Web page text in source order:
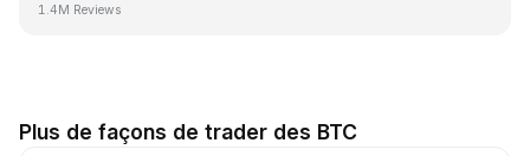
1.4M Reviews
Plus de façons de trader des BTC